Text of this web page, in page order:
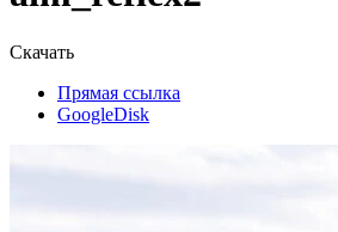
Скачать
Прямая ссылка
GoogleDisk